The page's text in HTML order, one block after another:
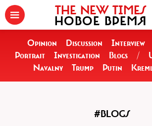
THE NEW TIMES
НОВОЕ ВРЕМЯ
Opinion Discussion Interview
Portrait
Investigation Blogs /
Navalny
Trump Putin
#BLOGS